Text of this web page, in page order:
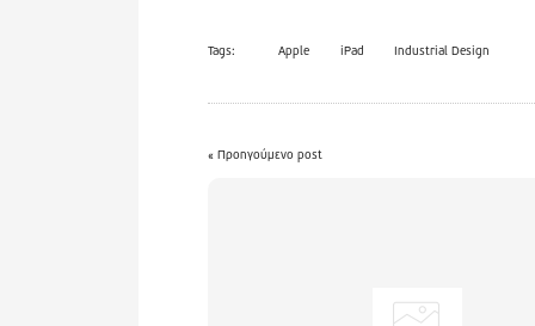
Tags: Apple iPad Industrial Design
« Προηγούμενο post